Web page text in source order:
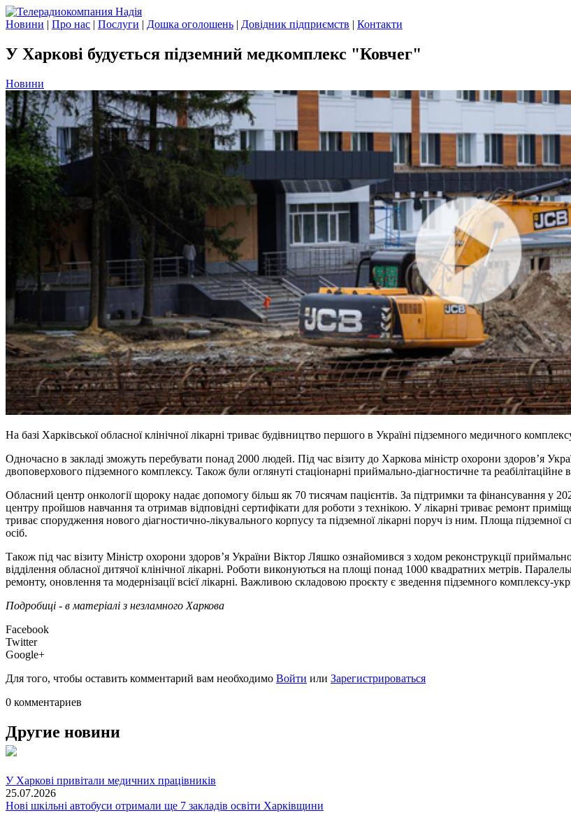
Новини | Про нас | Послуги | Дошка оголошень | Довідник підприємств | Контакти
У Харкові будується підземний медкомплекс "Ковчег"
Новини
На базі Харківської обласної клінічної лікарні триває будівництво першого в Україні підземного медичного
Одночасно в закладі зможуть перебувати понад 2000 людей. Під час візиту до Харкова міністр охорони здоров’я
двоповерхового підземного комплексу. Також були оглянуті стаціонарні приймально-діагностичне та реабілітаційне
Обласний центр онкології щороку надає допомогу більш як 70 тисячам пацієнтів. За підтримки та фінансування у
центру пройшов навчання та отримав відповідні сертифікати для роботи з технікою. У лікарні триває ремонт
триває спорудження нового діагностично-лікувального корпусу та підземної лікарні поруч із ним. Площа
осіб.
Також під час візиту Міністр охорони здоров’я України Віктор Ляшко ознайомився з ходом реконструкції
відділення обласної дитячої клінічної лікарні. Роботи виконуються на площі понад 1000 квадратних метрів.
ремонту, оновлення та модернізації всієї лікарні. Важливою складовою проєкту є зведення підземного комплексу-
Подробиці - в матеріалі з незламного Харкова
Facebook
Twitter
Google+
Для того, чтобы оставить комментарий вам необходимо Войти или Зарегистрироваться
0 комментариев
Другие новини
У Харкові привітали медичних працівників
25.07.2026
Нові шкільні автобуси отримали ще 7 закладів освіти Харківщини